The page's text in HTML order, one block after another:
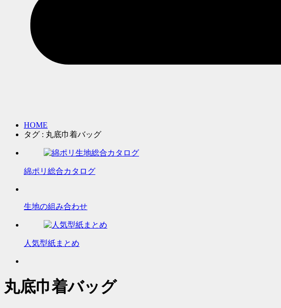
HOME
タグ : 丸底巾着バッグ
綿ポリ総合カタログ
生地の組み合わせ
人気型紙まとめ
丸底巾着バッグ